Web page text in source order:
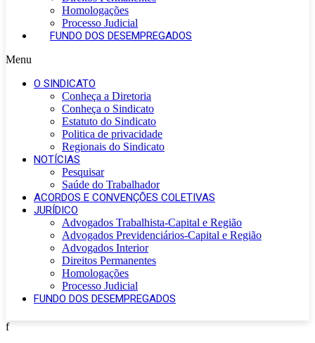
Homologações
Processo Judicial
FUNDO DOS DESEMPREGADOS
Menu
O SINDICATO
Conheça a Diretoria
Conheça o Sindicato
Estatuto do Sindicato
Politica de privacidade
Regionais do Sindicato
NOTÍCIAS
Pesquisar
Saúde do Trabalhador
ACORDOS E CONVENÇÕES COLETIVAS
JURÍDICO
Advogados Trabalhista-Capital e Região
Advogados Previdenciários-Capital e Região
Advogados Interior
Direitos Permanentes
Homologações
Processo Judicial
FUNDO DOS DESEMPREGADOS
f